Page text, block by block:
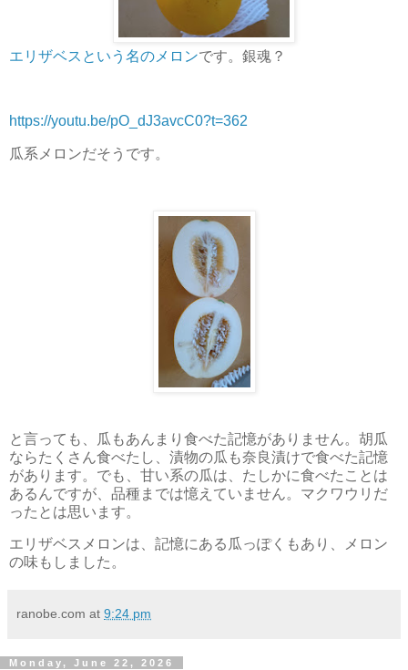
エリザベスという名のメロンです。銀魂？
https://youtu.be/pO_dJ3avcC0?t=362
瓜系メロンだそうです。
と言っても、瓜もあんまり食べた記憶がありません。胡瓜
ならたくさん食べたし、漬物の瓜も奈良漬けで食べた記憶
があります。でも、甘い系の瓜は、たしかに食べたことは
あるんですが、品種までは憶えていません。マクワウリだ
ったとは思います。
エリザベスメロンは、記憶にある瓜っぽくもあり、メロン
の味もしました。
ranobe.com at 9:24 pm
Monday, June 22, 2026